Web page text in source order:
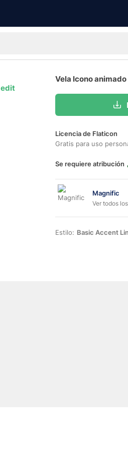
Vela Icono
Licencia de Flaticon
Gratis para uso
Se requiere atribución
Magnific
Ver todos
Estilo: Basic Accent